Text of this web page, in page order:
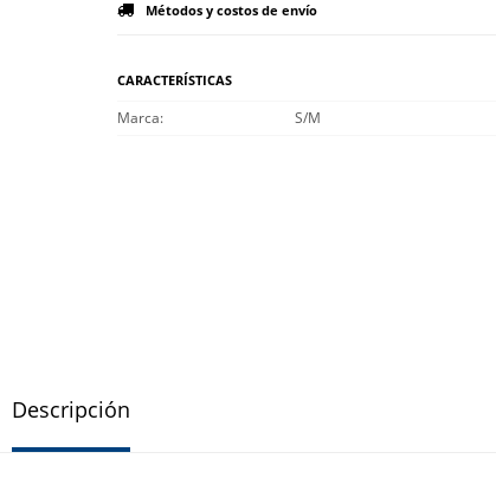
Métodos y costos de envío
CARACTERÍSTICAS
Marca S/M
Descripción